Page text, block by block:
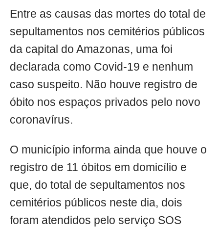
Entre as causas das mortes do total de
sepultamentos nos cemitérios públicos
da capital do Amazonas, uma foi
declarada como Covid-19 e nenhum
caso suspeito. Não houve registro de
óbito nos espaços privados pelo novo
coronavírus.
O município informa ainda que houve o
registro de 11 óbitos em domicílio e
que, do total de sepultamentos nos
cemitérios públicos neste dia, dois
foram atendidos pelo serviço SOS